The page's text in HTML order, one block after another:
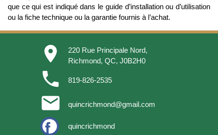
que ce qui est indiqué dans le guide d’installation ou d’utilisation
ou la fiche technique ou la garantie fournis à l’achat.
place
220 Rue Principale Nord,
Richmond, QC, J0B2H0
phone 819-826-2535
email quincrichmond@gmail.com
quincrichmond